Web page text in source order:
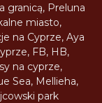
granicą, Preluna
miasto,
na Cyprze,Aya
, FB, HB,
na cyprze,
Sea, Mellieha,
park